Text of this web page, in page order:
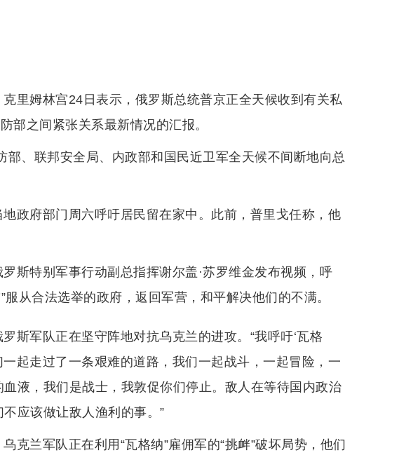
里姆林宫24日表示，俄罗斯总统普京正全天候收到有关私
部之间紧张关系最新情况的汇报。
部、联邦安全局、内政部和国民近卫军全天候不间断地向总
政府部门周六呼吁居民留在家中。此前，普里戈任称，他
斯特别军事行动副总指挥谢尔盖·苏罗维金发布视频，呼
服从合法选举的政府，返回军营，和平解决他们的不满。
斯军队正在坚守阵地对抗乌克兰的进攻。“我呼吁‘瓦格
一起走过了一条艰难的道路，我们一起战斗，一起冒险，一
液，我们是战士，我敦促你们停止。敌人在等待国内政治
应该做让敌人渔利的事。”
克兰军队正在利用“瓦格纳”雇佣军的“挑衅”破坏局势，他们